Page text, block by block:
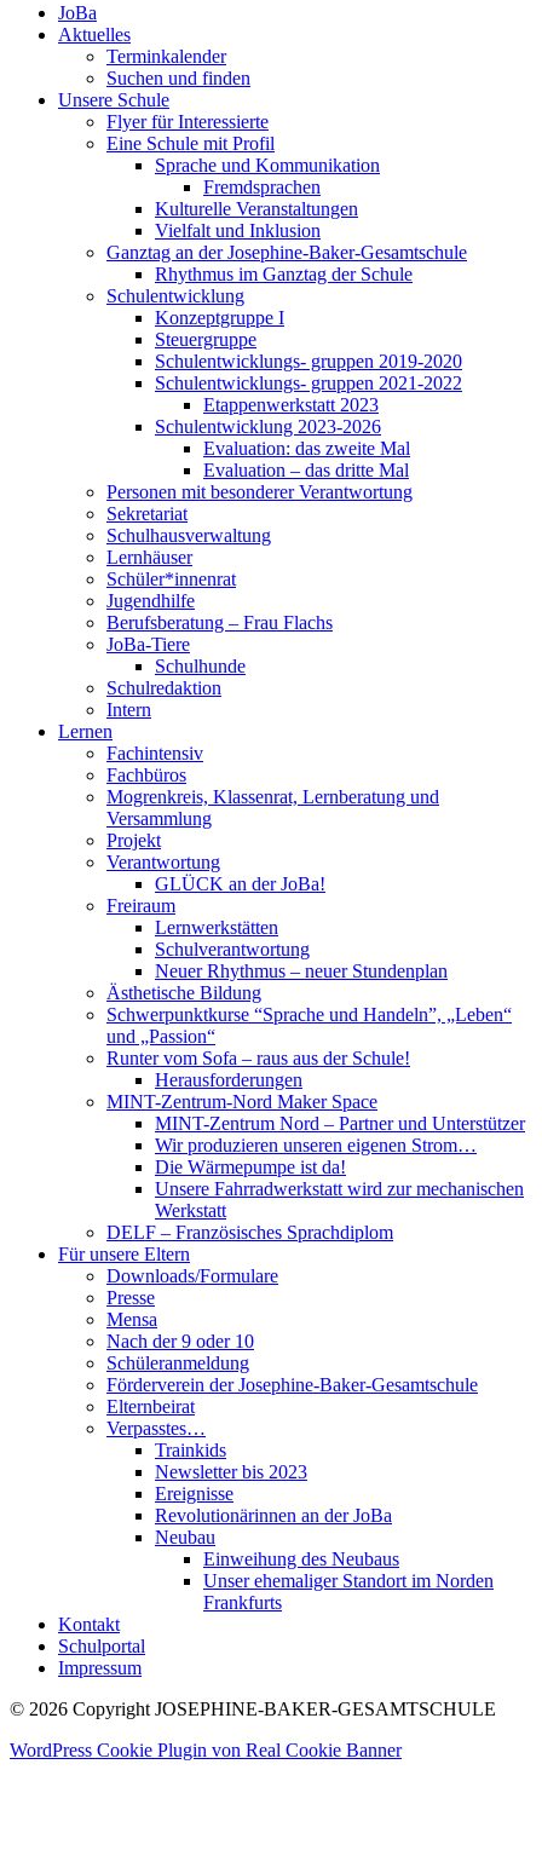
JoBa
Aktuelles
Terminkalender
Suchen und finden
Unsere Schule
Flyer für Interessierte
Eine Schule mit Profil
Sprache und Kommunikation
Fremdsprachen
Kulturelle Veranstaltungen
Vielfalt und Inklusion
Ganztag an der Josephine-Baker-Gesamtschule
Rhythmus im Ganztag der Schule
Schulentwicklung
Konzeptgruppe I
Steuergruppe
Schulentwicklungs- gruppen 2019-2020
Schulentwicklungs- gruppen 2021-2022
Etappenwerkstatt 2023
Schulentwicklung 2023-2026
Evaluation: das zweite Mal
Evaluation – das dritte Mal
Personen mit besonderer Verantwortung
Sekretariat
Schulhausverwaltung
Lernhäuser
Schüler*innenrat
Jugendhilfe
Berufsberatung – Frau Flachs
JoBa-Tiere
Schulhunde
Schulredaktion
Intern
Lernen
Fachintensiv
Fachbüros
Mogrenkreis, Klassenrat, Lernberatung und
Versammlung
Projekt
Verantwortung
GLÜCK an der JoBa!
Freiraum
Lernwerkstätten
Schulverantwortung
Neuer Rhythmus – neuer Stundenplan
Ästhetische Bildung
Schwerpunktkurse “Sprache und Handeln”, „Leben“
und „Passion“
Runter vom Sofa – raus aus der Schule!
Herausforderungen
MINT-Zentrum-Nord Maker Space
MINT-Zentrum Nord – Partner und Unterstützer
Wir produzieren unseren eigenen Strom…
Die Wärmepumpe ist da!
Unsere Fahrradwerkstatt wird zur mechanischen
Werkstatt
DELF – Französisches Sprachdiplom
Für unsere Eltern
Downloads/Formulare
Presse
Mensa
Nach der 9 oder 10
Schüleranmeldung
Förderverein der Josephine-Baker-Gesamtschule
Elternbeirat
Verpasstes…
Trainkids
Newsletter bis 2023
Ereignisse
Revolutionärinnen an der JoBa
Neubau
Einweihung des Neubaus
Unser ehemaliger Standort im Norden
Frankfurts
Kontakt
Schulportal
Impressum
© 2026 Copyright JOSEPHINE-BAKER-GESAMTSCHULE
WordPress Cookie Plugin von Real Cookie Banner